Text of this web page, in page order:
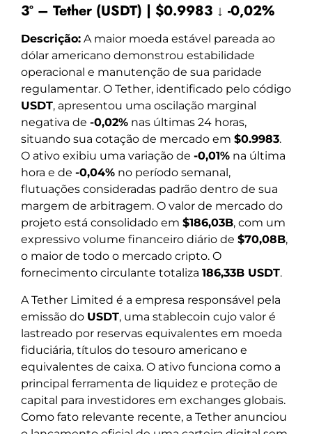
3º – Tether (USDT) | $0.9983 ↓ -0,02%
Descrição: A maior moeda estável pareada ao
dólar americano demonstrou estabilidade
operacional e manutenção de sua paridade
regulamentar. O Tether, identificado pelo código
USDT, apresentou uma oscilação marginal
negativa de -0,02% nas últimas 24 horas,
situando sua cotação de mercado em $0.9983.
O ativo exibiu uma variação de -0,01% na última
hora e de -0,04% no período semanal,
flutuações consideradas padrão dentro de sua
margem de arbitragem. O valor de mercado do
projeto está consolidado em $186,03B, com um
expressivo volume financeiro diário de $70,08B,
o maior de todo o mercado cripto. O
fornecimento circulante totaliza 186,33B USDT.
A Tether Limited é a empresa responsável pela
emissão do USDT, uma stablecoin cujo valor é
lastreado por reservas equivalentes em moeda
fiduciária, títulos do tesouro americano e
equivalentes de caixa. O ativo funciona como a
principal ferramenta de liquidez e proteção de
capital para investidores em exchanges globais.
Como fato relevante recente, a Tether anunciou